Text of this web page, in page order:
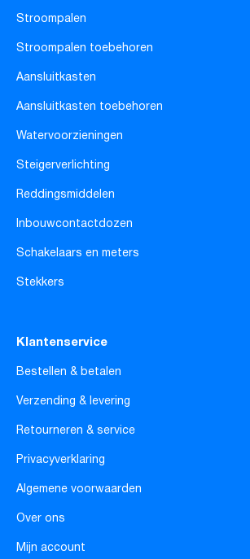
Stroompalen
Stroompalen toebehoren
Aansluitkasten
Aansluitkasten toebehoren
Watervoorzieningen
Steigerverlichting
Reddingsmiddelen
Inbouwcontactdozen
Schakelaars en meters
Stekkers
Klantenservice
Bestellen & betalen
Verzending & levering
Retourneren & service
Privacyverklaring
Algemene voorwaarden
Over ons
Mijn account